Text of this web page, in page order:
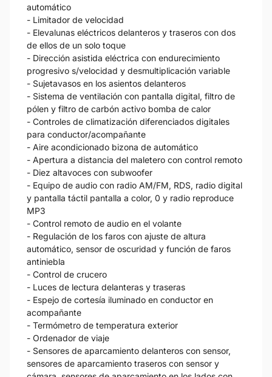
automático
- Limitador de velocidad
- Elevalunas eléctricos delanteros y traseros con dos
de ellos de un solo toque
- Dirección asistida eléctrica con endurecimiento
progresivo s/velocidad y desmultiplicación variable
- Sujetavasos en los asientos delanteros
- Sistema de ventilación con pantalla digital, filtro de
pólen y filtro de carbón activo bomba de calor
- Controles de climatización diferenciados digitales
para conductor/acompañante
- Aire acondicionado bizona de automático
- Apertura a distancia del maletero con control remoto
- Diez altavoces con subwoofer
- Equipo de audio con radio AM/FM, RDS, radio digital
y pantalla táctil pantalla a color, 0 y radio reproduce
MP3
- Control remoto de audio en el volante
- Regulación de los faros con ajuste de altura
automático, sensor de oscuridad y función de faros
antiniebla
- Control de crucero
- Luces de lectura delanteras y traseras
- Espejo de cortesía iluminado en conductor en
acompañante
- Termómetro de temperatura exterior
- Ordenador de viaje
- Sensores de aparcamiento delanteros con sensor,
sensores de aparcamiento traseros con sensor y